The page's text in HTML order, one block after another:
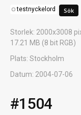
testnyckelord
Storlek: 2000x3008
17.21 MB (8 bit RGB)
Plats: Stockholm
Datum: 2004-07-06
#1504